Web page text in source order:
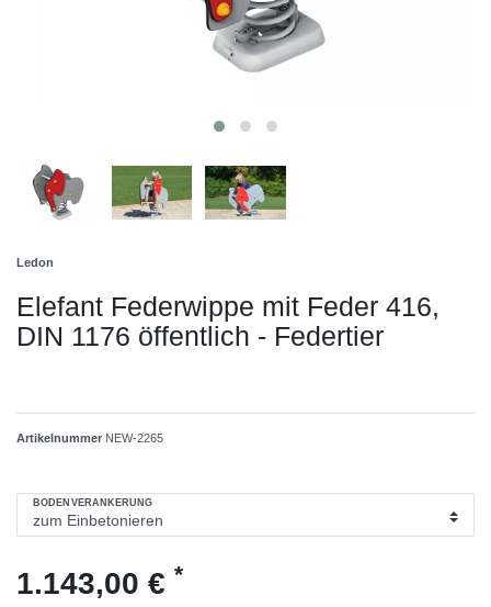
Ledon
Elefant Federwippe mit Feder 416,
DIN 1176 öffentlich - Federtier
Artikelnummer NEW-2265
BODENVERANKERUNG
1.143,00 € *